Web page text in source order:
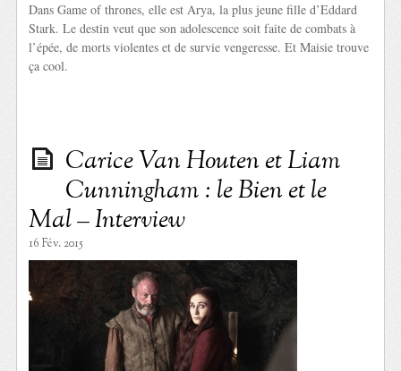
Dans Game of thrones, elle est Arya, la plus jeune fille d’Eddard
Stark. Le destin veut que son adolescence soit faite de combats à
l’épée, de morts violentes et de survie vengeresse. Et Maisie trouve
ça cool.
Carice Van Houten et Liam
Cunningham : le Bien et le
Mal – Interview
16 Fév. 2015